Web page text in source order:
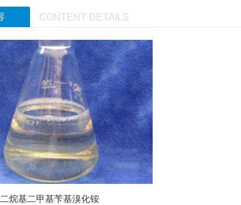
CONTENT DETAILS
烷基二甲基苄基溴化铵